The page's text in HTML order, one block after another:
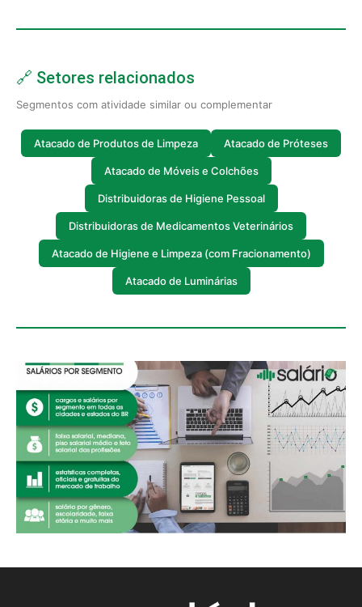
🔗 Setores relacionados
Segmentos com atividade similar ou complementar
Atacado de Produtos de Limpeza Atacado de Próteses
Atacado de Móveis e Colchões
Distribuidoras de Higiene Pessoal
Distribuidoras de Medicamentos Veterinários
Atacado de Higiene e Limpeza (com Fracionamento)
Atacado de Luminárias